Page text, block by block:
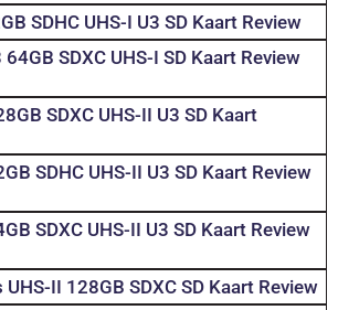
SDHC UHS-I U3 SD Kaart Review
SDXC UHS-I SD Kaart Review
SDXC UHS-II U3 SD Kaart
SDHC UHS-II U3 SD Kaart Review
SDXC UHS-II U3 SD Kaart Review
UHS-II 128GB SDXC SD Kaart Review